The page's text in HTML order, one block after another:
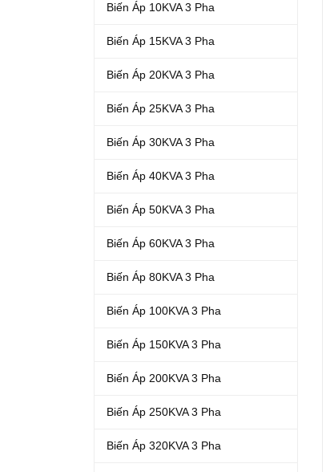
Biến Áp 10KVA 3 Pha
Biến Áp 15KVA 3 Pha
Biến Áp 20KVA 3 Pha
Biến Áp 25KVA 3 Pha
Biến Áp 30KVA 3 Pha
Biến Áp 40KVA 3 Pha
Biến Áp 50KVA 3 Pha
Biến Áp 60KVA 3 Pha
Biến Áp 80KVA 3 Pha
Biến Áp 100KVA 3 Pha
Biến Áp 150KVA 3 Pha
Biến Áp 200KVA 3 Pha
Biến Áp 250KVA 3 Pha
Biến Áp 320KVA 3 Pha